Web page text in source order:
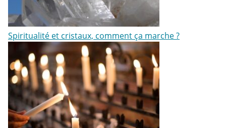
Spiritualité et cristaux, comment ça marche ?